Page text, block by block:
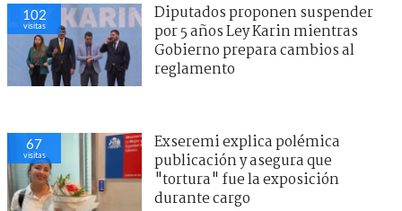
102
visitas
Diputados proponen suspender
por 5 años Ley Karin mientras
Gobierno prepara cambios al
reglamento
67
visitas
Exseremi explica polémica
publicación y asegura que
"tortura" fue la exposición
durante cargo